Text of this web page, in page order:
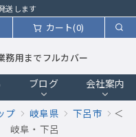
送します
カート(0)
務用までフルカバー
ブログ 会社案内
プ 岐阜県 下呂市
＜
岐阜・下呂